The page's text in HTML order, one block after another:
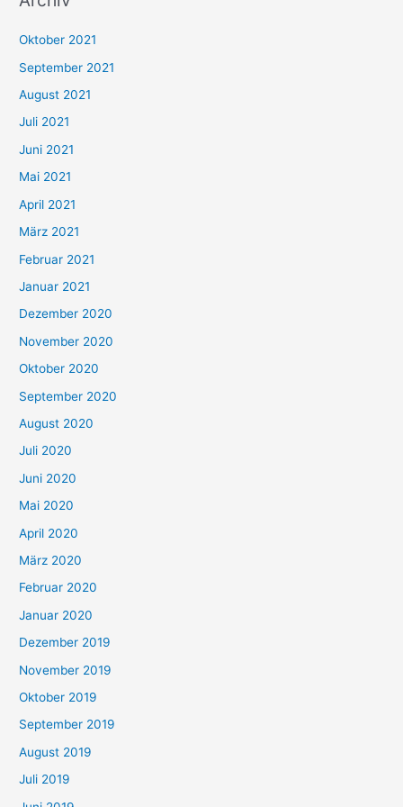
n
n
a
c
h
:
Oktober 2021
September 2021
August 2021
Juli 2021
Juni 2021
Mai 2021
April 2021
März 2021
Februar 2021
Januar 2021
Dezember 2020
November 2020
Oktober 2020
September 2020
August 2020
Juli 2020
Juni 2020
Mai 2020
April 2020
März 2020
Februar 2020
Januar 2020
Dezember 2019
November 2019
Oktober 2019
September 2019
August 2019
Juli 2019